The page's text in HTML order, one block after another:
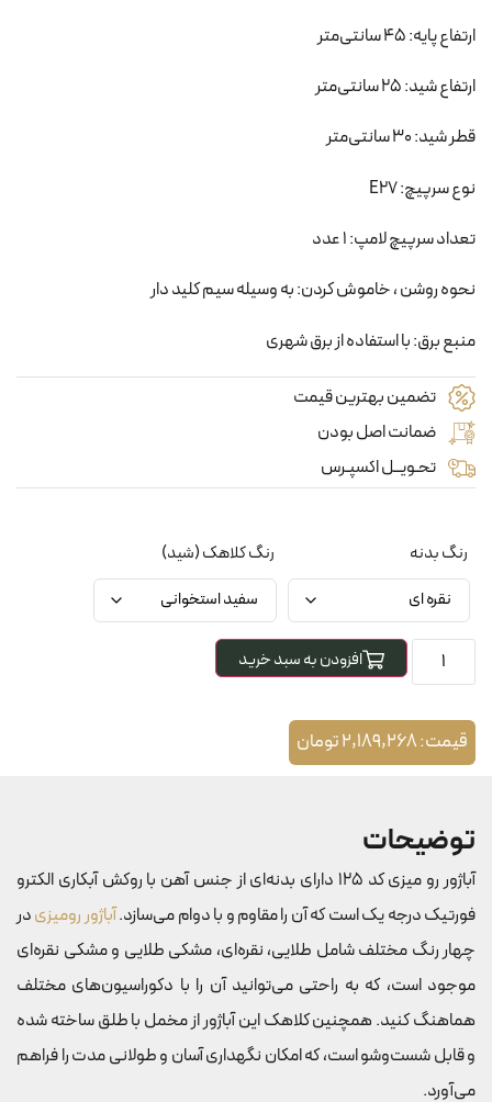
ارتفاع پایه: 45 سانتی‌متر
ارتفاع شید: 25 سانتی‌متر
قطر شید: 30 سانتی‌متر
نوع سرپیچ: E27
تعداد سرپیچ لامپ: 1 عدد
نحوه روشن ، خاموش کردن: به وسیله سیم کلید دار
منبع برق: با استفاده از برق شهری
تضمین بهترین قیمت
ضمانت اصل بودن
تحـویــل اکسپـرس
رنگ بدنه رنگ کلاهک (شید)
افزودن به سبد خرید
قیمت:2,189,268تومان
توضیحات
آباژور رو میزی کد 125 دارای بدنه‌ای از جنس آهن با روکش آبکاری الکترو
فورتیک درجه یک است که آن را مقاوم و با دوام می‌سازد.آباژور رومیزیدر
چهار رنگ مختلف شامل طلایی، نقره‌ای، مشکی طلایی و مشکی نقره‌ای
موجود است، که به راحتی می‌توانید آن را با دکوراسیون‌های مختلف
هماهنگ کنید. همچنین کلاهک این آباژور از مخمل با طلق ساخته شده
و قابل شست‌وشو است، که امکان نگهداری آسان و طولانی مدت را فراهم
می‌آورد.